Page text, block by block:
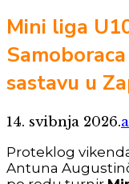
Mini liga
sastavu u
14. svibnja 2026.
Proteklog
Antuna